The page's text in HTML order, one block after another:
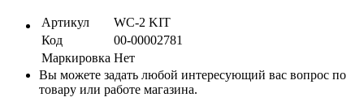
Артикул
WC-2 KIT
Код
00-00002781
Маркировка Нет
Вы можете задать любой интересующий вас вопрос по
товару или работе магазина.